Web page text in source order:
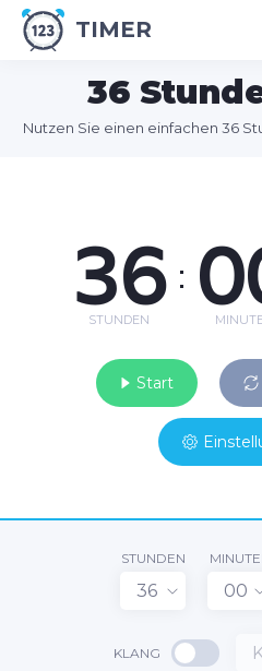
TIMER
36
Nutzen Sie einen einfachen 36
36
STUNDEN
:
Start
STUNDEN
36 00
KLANG